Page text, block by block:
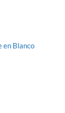
en Blanco